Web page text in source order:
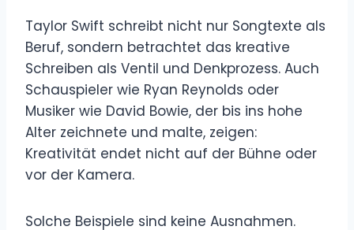
Taylor Swift schreibt nicht nur Songtexte als
Beruf, sondern betrachtet das kreative
Schreiben als Ventil und Denkprozess. Auch
Schauspieler wie Ryan Reynolds oder
Musiker wie David Bowie, der bis ins hohe
Alter zeichnete und malte, zeigen:
Kreativität endet nicht auf der Bühne oder
vor der Kamera.
Solche Beispiele sind keine Ausnahmen.